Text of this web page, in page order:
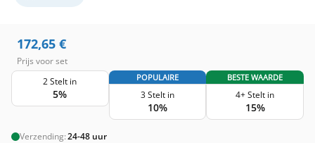
172,65 €
Prijs voor set
2 Stelt in
5%
POPULAIRE
3 Stelt in
10%
BESTE WAARDE
4+ Stelt in
15%
Verzending:24-48 uur